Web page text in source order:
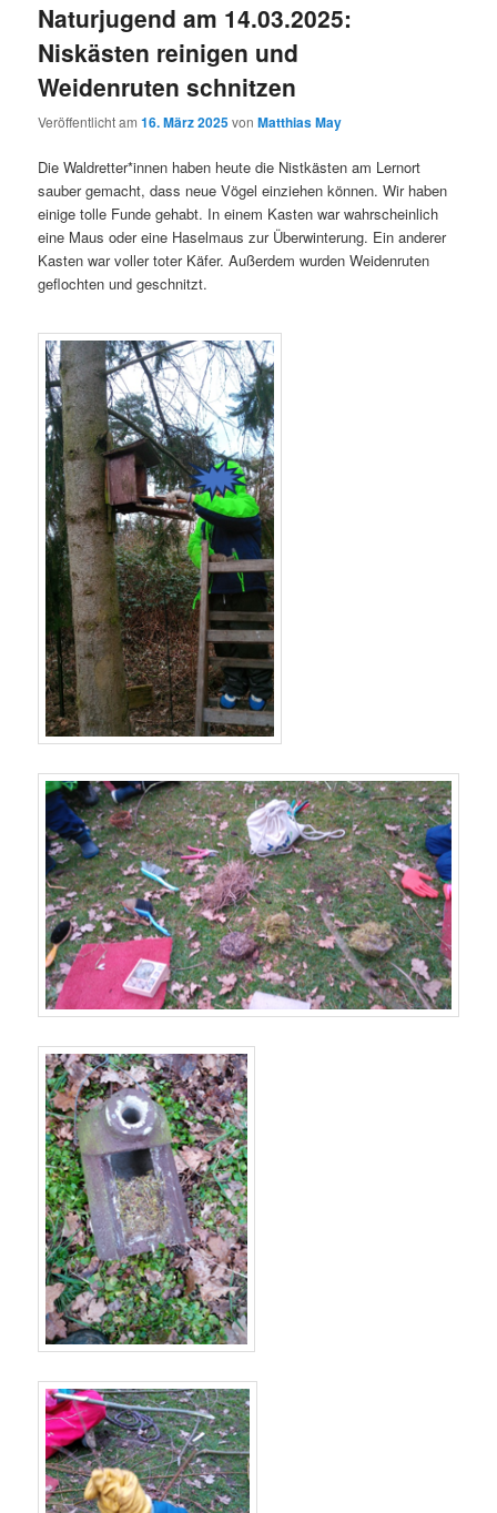
Naturjugend am 14.03.2025:
Niskästen reinigen und
Weidenruten schnitzen
Veröffentlicht am16. März 2025vonMatthias May
Die Waldretter*innen haben heute die Nistkästen am Lernort
sauber gemacht, dass neue Vögel einziehen können. Wir haben
einige tolle Funde gehabt. In einem Kasten war wahrscheinlich
eine Maus oder eine Haselmaus zur Überwinterung. Ein anderer
Kasten war voller toter Käfer. Außerdem wurden Weidenruten
geflochten und geschnitzt.